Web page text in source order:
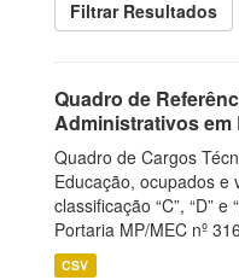
Filtrar Resultados
Quadro de
Administrativos em
Quadro de Cargos
Educação, ocupados e
classificação “C”, “D”
Portaria MP/MEC nº
CSV